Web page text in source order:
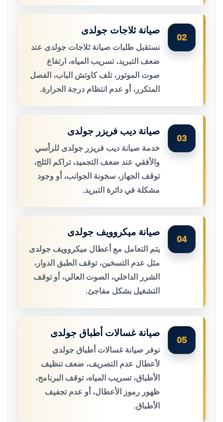
02
صيانة ثلاجات جولدى
نستقبل طلبات صيانة ثلاجات جولدى عند
ضعف التبريد، تسريب المياه، ارتفاع
صوت الموتور، تلف كاوتش الباب، الفصل
المتكرر، أو عدم انتظام درجة الحرارة.
03
صيانة ديب فريزر جولدى
خدمة صيانة ديب فريزر جولدى للرأسي
والأفقي عند ضعف التجميد، تراكم الثلج،
توقف الجهاز، سخونة الجوانب، أو وجود
مشكلة في دائرة التبريد.
04
صيانة ميكروويف جولدى
يتم التعامل مع أعطال ميكروويف جولدى
مثل عدم التسخين، توقف الطبق الدوار،
الشرر الداخلي، الصوت العالي، أو توقف
التشغيل بشكل مفاجئ.
05
صيانة غسالات أطباق جولدى
نوفر صيانة غسالات أطباق جولدى
لأعطال عدم التصريف، ضعف تنظيف
الأطباق، تسريب المياه، توقف البرنامج،
ظهور رموز الأعطال، أو عدم تجفيف
الأطباق.